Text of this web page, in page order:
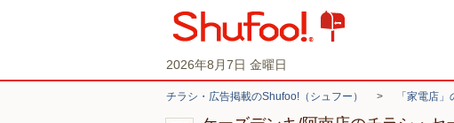
2026年8月7日 金曜日
チラシ・広告掲載のShufoo!（シュフー） > 「家電店